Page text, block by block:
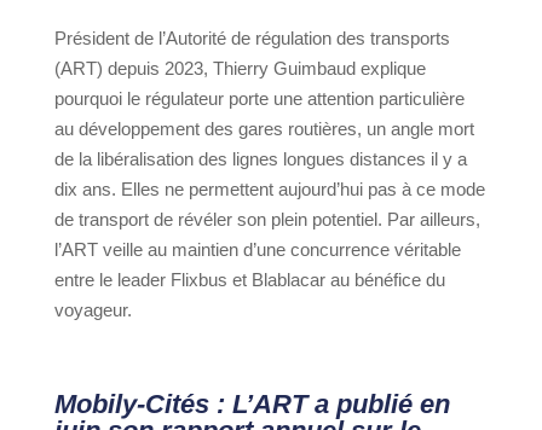
Président de l’Autorité de régulation des transports
(ART) depuis 2023, Thierry Guimbaud explique
pourquoi le régulateur porte une attention particulière
au développement des gares routières, un angle mort
de la libéralisation des lignes longues distances il y a
dix ans. Elles ne permettent aujourd’hui pas à ce mode
de transport de révéler son plein potentiel. Par ailleurs,
l’ART veille au maintien d’une concurrence véritable
entre le leader Flixbus et Blablacar au bénéfice du
voyageur.
Mobily-Cités : L’ART a publié en